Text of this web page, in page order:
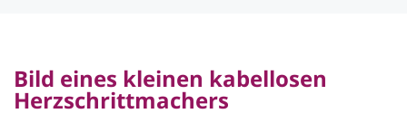
Bild eines kleinen kabellosen
Herzschrittmachers